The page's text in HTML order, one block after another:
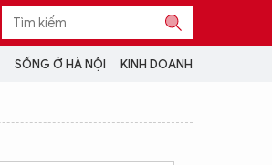
SỐNG Ở HÀ NỘI KINH DOANH